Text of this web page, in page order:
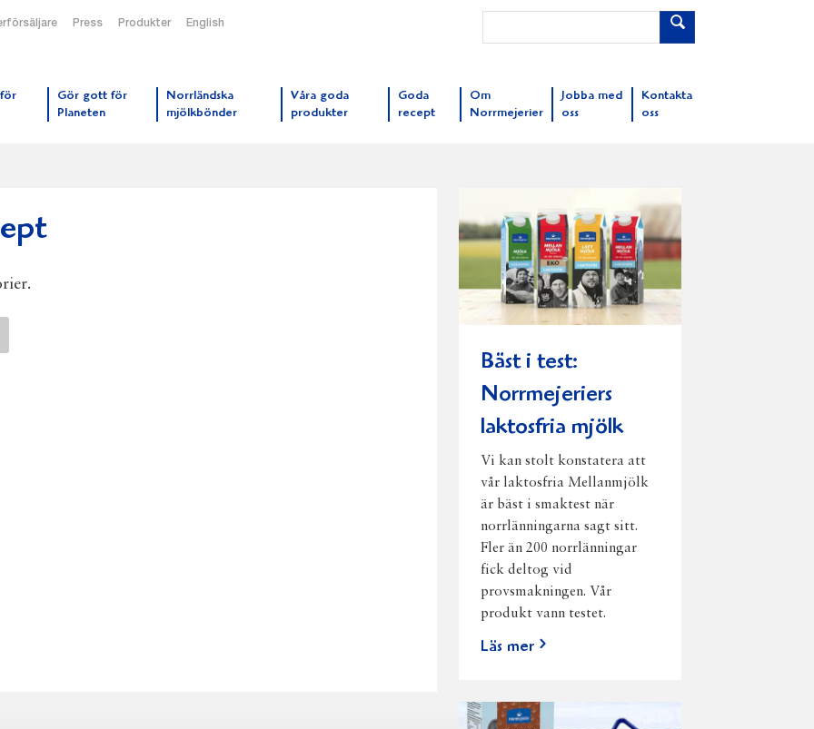
Press Produkter English
Gör gott för
Planeten
Norrländska
mjölkbönder
Våra goda
produkter
Goda
recept
Om
Norrmejerier
Jobba med
oss
Kontakta
oss
Bäst i test:
Norrmejeriers
laktosfria mjölk
Vi kan stolt konstatera att
vår laktosfria Mellanmjölk
är bäst i smaktest när
norrlänningarna sagt sitt.
Fler än 200 norrlänningar
fick deltog vid
provsmakningen. Vår
produkt vann testet.
Läs mer